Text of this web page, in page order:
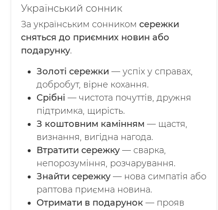
Український сонник
За українським сонником сережки
сняться до приємних новин або
подарунку.
Золоті сережки — успіх у справах,
добробут, вірне кохання.
Срібні — чистота почуттів, дружня
підтримка, щирість.
З коштовним камінням — щастя,
визнання, вигідна нагода.
Втратити сережку — сварка,
непорозуміння, розчарування.
Знайти сережку — нова симпатія або
раптова приємна новина.
Отримати в подарунок — прояв